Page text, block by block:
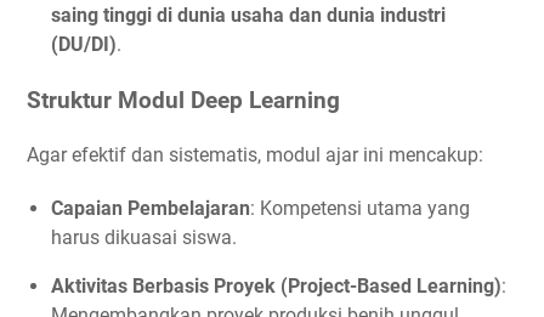
saing tinggi di dunia usaha dan dunia industri
(DU/DI).
Struktur Modul Deep Learning
Agar efektif dan sistematis, modul ajar ini mencakup:
Capaian Pembelajaran: Kompetensi utama yang
harus dikuasai siswa.
Aktivitas Berbasis Proyek (Project-Based Learning):